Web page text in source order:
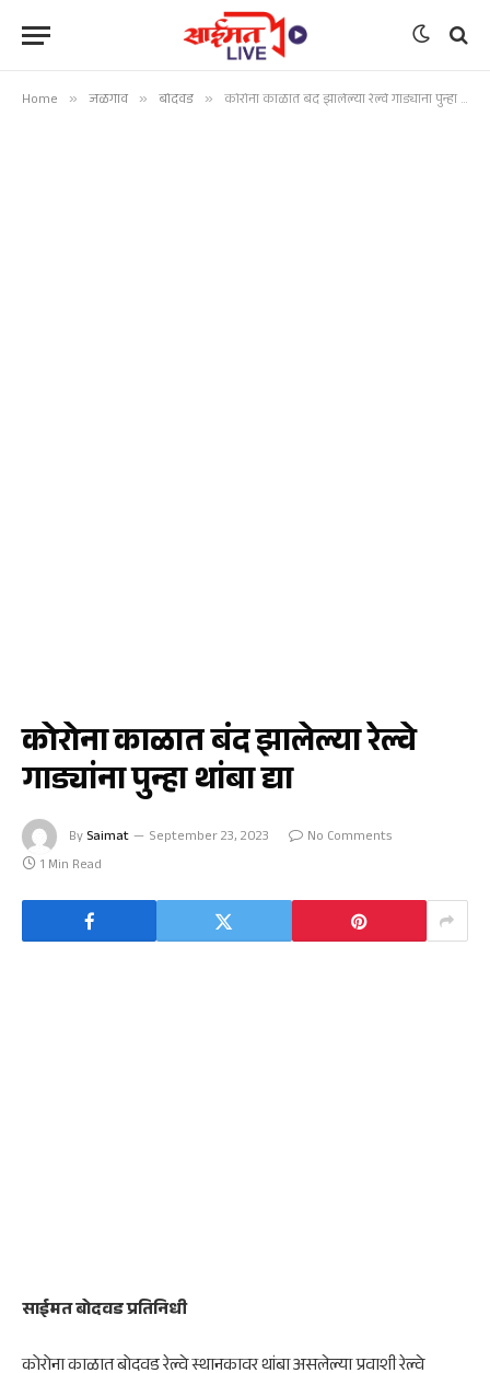
Home » जळगाव » बोदवड » कोरोना काळात बंद झालेल्या रेल्वे गाड्यांना पुन्हा थांबा द्या
कोरोना काळात बंद झालेल्या रेल्वे
गाड्यांना पुन्हा थांबा द्या
By Saimat September 23, 2023
No Comments
1 Min Read
साईमत बोदवड प्रतिनिधी